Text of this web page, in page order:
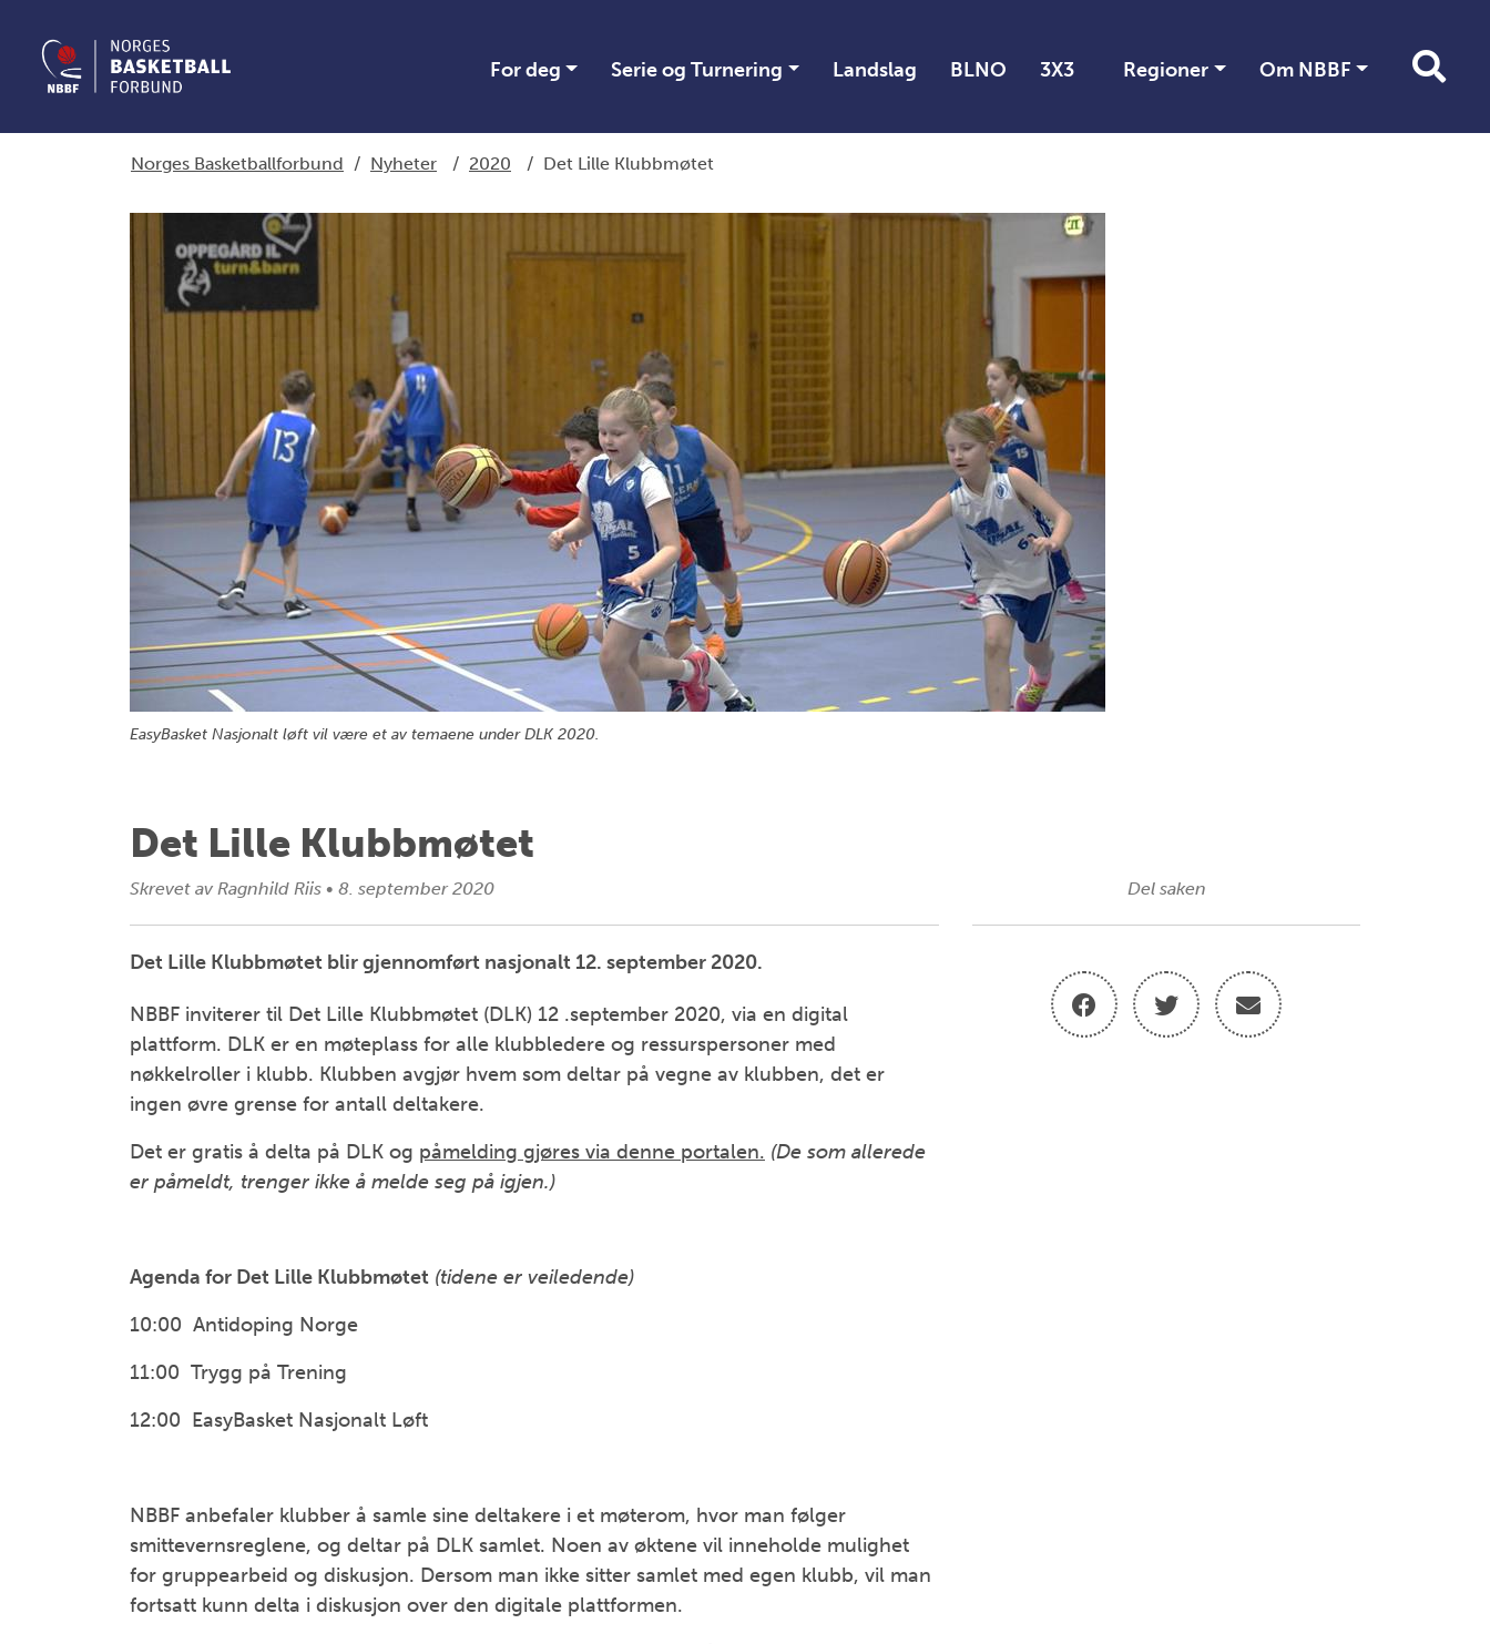
For deg Serie og Turnering Landslag BLNO 3X3 Regioner Om NBBF
Norges Basketballforbund / Nyheter / 2020 / Det Lille Klubbmøtet
EasyBasket Nasjonalt løft vil være et av temaene under DLK 2020.
Det Lille Klubbmøtet
Skrevet av Ragnhild Riis • 8. september 2020
Det Lille Klubbmøtet blir gjennomført nasjonalt 12. september 2020.
NBBF inviterer til Det Lille Klubbmøtet (DLK) 12 .september 2020, via en digital
plattform. DLK er en møteplass for alle klubbledere og ressurspersoner med
nøkkelroller i klubb. Klubben avgjør hvem som deltar på vegne av klubben, det er
ingen øvre grense for antall deltakere.
Det er gratis å delta på DLK og påmelding gjøres via denne portalen. (De som allerede
er påmeldt, trenger ikke å melde seg på igjen.)
Agenda for Det Lille Klubbmøtet (tidene er veiledende)
10:00 Antidoping Norge
11:00 Trygg på Trening
12:00 EasyBasket Nasjonalt Løft
NBBF anbefaler klubber å samle sine deltakere i et møterom, hvor man følger
smittevernsreglene, og deltar på DLK samlet. Noen av øktene vil inneholde mulighet
for gruppearbeid og diskusjon. Dersom man ikke sitter samlet med egen klubb, vil man
fortsatt kunn delta i diskusjon over den digitale plattformen.
Del saken